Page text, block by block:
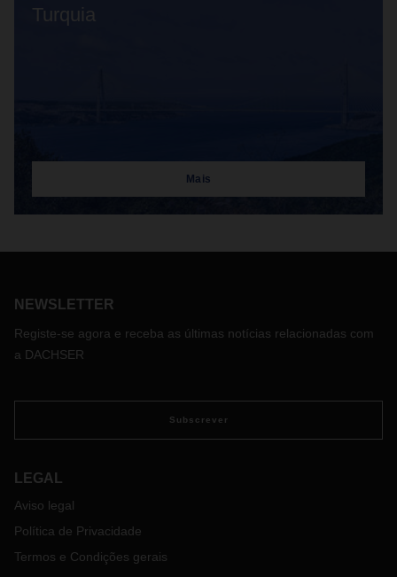
Turquia
Mais
NEWSLETTER
Registe-se agora e receba as últimas notícias relacionadas com
a DACHSER
Subscrever
LEGAL
Aviso legal
Política de Privacidade
Termos e Condições gerais